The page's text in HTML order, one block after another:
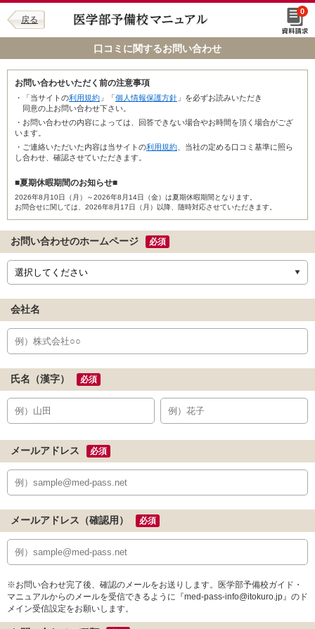
戻る
0
口コミに関するお問い合わせ
お問い合わせいただく前の注意事項
・「当サイトの利用規約 」「個人情報保護方針 」を必ずお読みいただき
同意の上お問い合わせ下さい。
・お問い合わせの内容によっては、回答できない場合やお時間を頂く場合がござ
います。
・ご連絡いただいた内容は当サイトの利用規約 、当社の定める口コミ基準に照ら
し合わせ、確認させていただきます。
■夏期休暇期間のお知らせ■
2026年8月10日（月）～2026年8月14日（金）は夏期休暇期間となります。
お問合せに関しては、2026年8月17日（月）以降、随時対応させていただきます。
お問い合わせのホームページ 必須
会社名
氏名（漢字） 必須
メールアドレス 必須
メールアドレス（確認用） 必須
※お問い合わせ完了後、確認のメールをお送りします。医学部予備校ガイド・
マニュアルからのメールを受信できるように『med-pass-info@itokuro.jp』のド
メイン受信設定をお願いします。